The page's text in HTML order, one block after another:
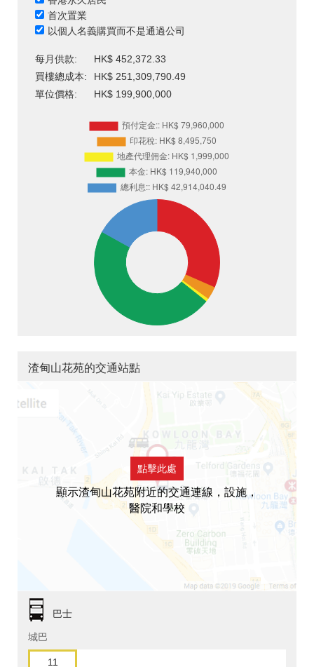
首次置業
以個人名義購買而不是通過公司
每月供款:
HK$ 452,372.33
買樓總成本:
HK$ 251,309,790.49
單位價格:
HK$ 199,900,000
渣甸山花苑的交通站點
點擊此處
顯示渣甸山花苑附近的交通連線，設施，
醫院和學校
巴士
城巴
11